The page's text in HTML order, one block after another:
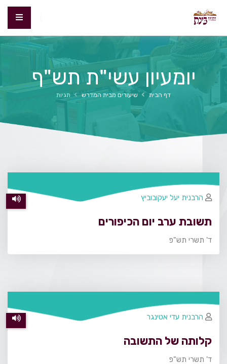
יומעיון עשי"ת תש"ף
דף הבית שיעורים מבית המדרש תגיות
תשובת ערב יום הכיפורים
ד' תשרי תש"פ
הרבנית יעל יעקובוביץ
קלותה של התשובה
ד' תשרי תש"פ
הרבנית עדי אטינגר